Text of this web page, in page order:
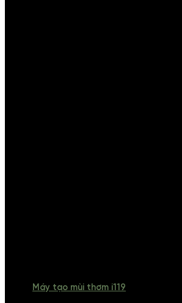
Máy tạo mùi thơm i119